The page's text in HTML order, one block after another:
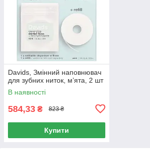
Davids, Змінний наповнювач
для зубних ниток, м’ята, 2 шт
В наявності
584,33 ₴ 823 ₴
Купити